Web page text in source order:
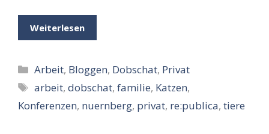
Weiterlesen
Kategorien
Arbeit, Bloggen, Dobschat, Privat
Schlagwörter
arbeit,dobschat,familie, Katzen,
Konferenzen, nuernberg, privat, re:publica, tiere